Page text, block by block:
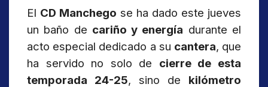
El CD Manchego se ha dado este jueves
un baño de cariño y energía durante el
acto especial dedicado a su cantera, que
ha servido no solo de cierre de esta
temporada 24-25, sino de kilómetro